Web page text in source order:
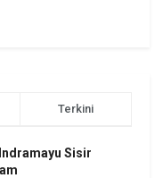
Terkini
Sisir